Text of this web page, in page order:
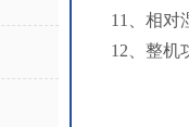
11、相对
12、整机